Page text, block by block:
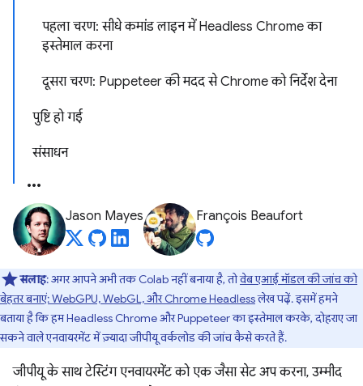
पहला चरण: सीधे कमांड लाइन में Headless Chrome का
इस्तेमाल करना
दूसरा चरण: Puppeteer की मदद से Chrome को निर्देश देना
पुष्टि हो गई
संसाधन
Jason Mayes François Beaufort
सलाह: अगर आपने अभी तक Colab नहीं बनाया है, तोवेब एआई मॉडल की जांच को
बेहतर बनाएं: WebGPU, WebGL, और Chrome Headlessलेख पढ़ें. इसमें हमने
बताया है कि हम Headless Chrome और Puppeteer का इस्तेमाल करके, दोहराए जा
सकने वाले एनवायरमेंट में ज़्यादा जीपीयू वर्कलोड की जांच कैसे करते हैं.
जीपीयू के साथ टेस्टिंग एनवायरमेंट को एक जैसा सेट अप करना, उम्मीद